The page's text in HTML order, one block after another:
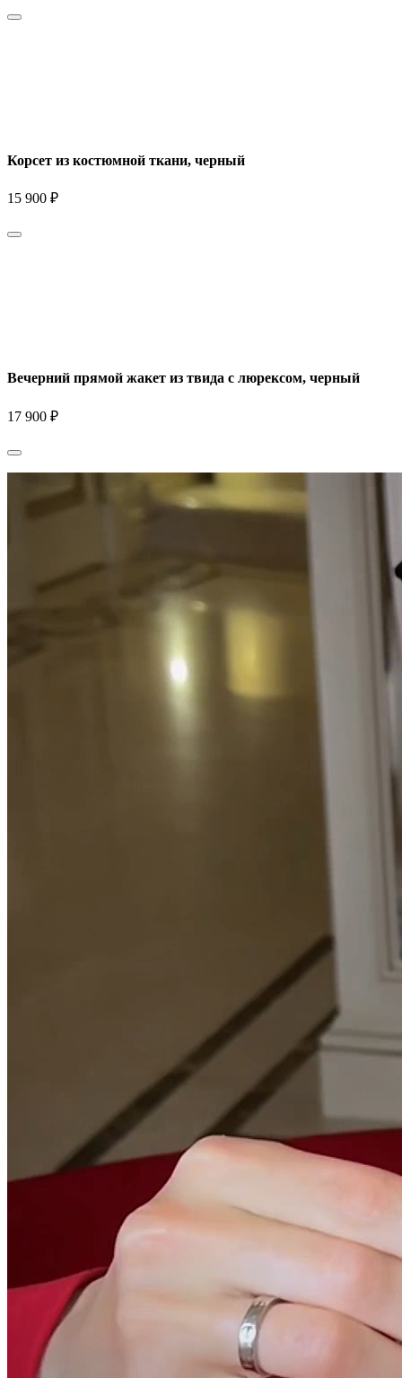
Корсет из костюмной ткани, черный
15 900 ₽
Вечерний прямой жакет из твида с люрексом, черный
17 900 ₽